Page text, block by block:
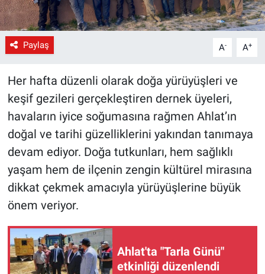
Paylaş A- A+
Her hafta düzenli olarak doğa yürüyüşleri ve
keşif gezileri gerçekleştiren dernek üyeleri,
havaların iyice soğumasına rağmen Ahlat’ın
doğal ve tarihi güzelliklerini yakından tanımaya
devam ediyor. Doğa tutkunları, hem sağlıklı
yaşam hem de ilçenin zengin kültürel mirasına
dikkat çekmek amacıyla yürüyüşlerine büyük
önem veriyor.
Ahlat'ta "Tarla Günü"
etkinliği düzenlendi
Spor
Yerel